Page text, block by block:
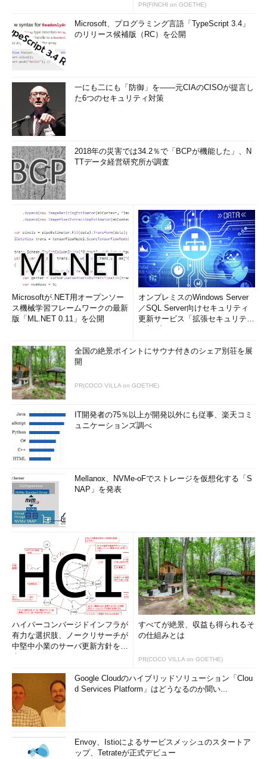
PR(FINCHI on GOETHE)
Microsoft、プログラミング言語「TypeScript 3.4」
のリリース候補版（RC）を公開
一にも二にも「防御」を――元CIAのCISOが提言し
た6つのセキュリティ対策
2018年の災害では34.2％で「BCPが機能した」、N
TTデータ経営研究所が調査
Microsoftが.NET用オープンソー
ス機械学習フレームワークの最新
版「ML.NET 0.11」を公開
オンプレミスのWindows Server
／SQL Server向けセキュリティ
更新サービス「拡張セキュリティ
全国の絶景ポイントにサウナ付きのシェア別荘を展
開
PR(COCO VILLA on GOETHE)
IT開発者の75％以上が開発以外にも従事、楽天コミ
ュニケーションズ調べ
Mellanox、NVMe-oFでストレージを仮想化する「S
NAP」を発表
ハイパーコンバージドインフラが
有力な選択肢、ノークリサーチが
中堅中小業のサーバ更新方針を調
すべてが絶景、収益も得られるそ
の仕組みとは
PR(COCO VILLA on GOETHE)
Google Cloudのハイブリッドソリューション「Clou
d Services Platform」はどうなるのか聞い...
Envoy、Istioによるサービスメッシュのスタートア
ップ、Tetrateが正式デビュー